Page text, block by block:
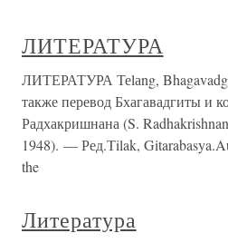
ЛИТЕРАТУРА
ЛИТЕРАТУРА Теlаng,
также перевод Бхагавадгиты и
Радхакришнана (S.
1948). — Ред.Тilak,
the
Литература